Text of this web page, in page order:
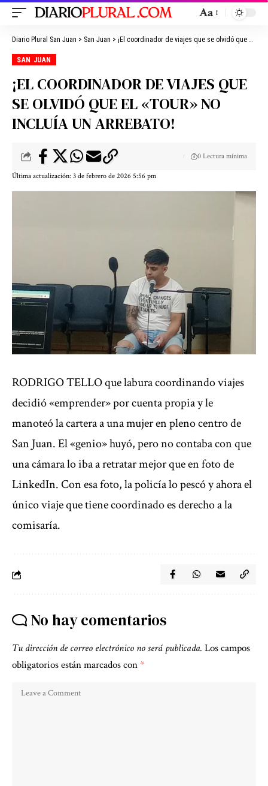
Aa
Diario Plural San Juan > San Juan > ¡El coordinador de viajes que se olvidó que el «tour» no incluía un arrebato!
SAN JUAN
¡EL COORDINADOR DE VIAJES QUE
SE OLVIDÓ QUE EL «TOUR» NO
INCLUÍA UN ARREBATO!
Última actualización: 3 de febrero de 2026 5:56 pm
0 Lectura mínima
RODRIGO TELLO que labura coordinando viajes
decidió «emprender» por cuenta propia y le
manoteó la cartera a una mujer en pleno centro de
San Juan. El «genio» huyó, pero no contaba con que
una cámara lo iba a retratar mejor que en foto de
LinkedIn. Con esa foto, la policía lo pescó y ahora el
único viaje que tiene coordinado es derecho a la
comisaría.
No hay comentarios
Tu dirección de correo electrónico no será publicada. Los campos
obligatorios están marcados con*